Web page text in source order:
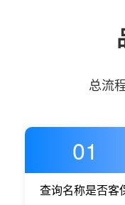
总流
01
查询名称是否客